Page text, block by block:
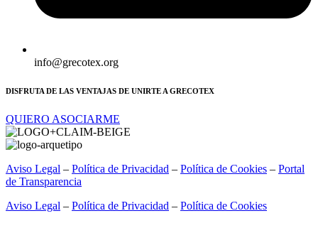
info@grecotex.org
DISFRUTA DE LAS VENTAJAS DE UNIRTE A GRECOTEX
QUIERO ASOCIARME
Aviso Legal – Política de Privacidad – Política de Cookies – Portal
de Transparencia
Aviso Legal – Política de Privacidad – Política de Cookies